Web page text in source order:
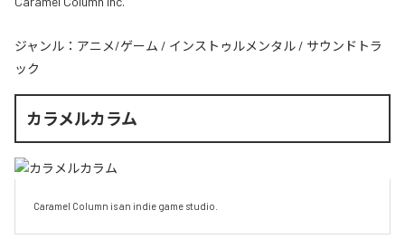
ジャンル： アニメ/ゲーム / インストゥルメンタル / サウンドトラ
ック
カラメルカラム
Caramel Column is an indie game studio.